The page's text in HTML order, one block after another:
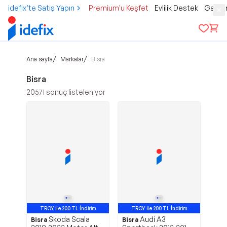
idefix’te Satış Yapın Premium'u Keşfet Evlilik Destek
Ana sayfa/ Markalar/ Bisra
Bisra
20571 sonuç listeleniyor
TROY ile 200 TL İndirim
Bisra Skoda Scala
TROY ile 200 TL İndirim
Bisra Audi A3